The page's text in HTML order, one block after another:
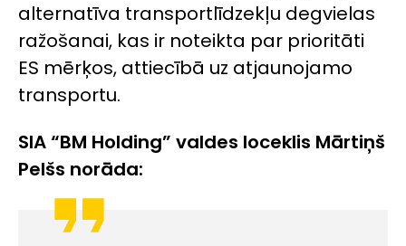
alternatīva transportlīdzekļu degvielas
ražošanai, kas ir noteikta par prioritāti
ES mērķos, attiecībā uz atjaunojamo
transportu.
SIA “BM Holding” valdes loceklis Mārtiņš
Pelšs norāda: